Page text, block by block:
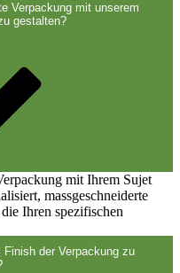
(83)
Verpackung mit unserem
gestalten?
mit Ihrem Sujet
massgeschneiderte
Ihren spezifischen
der Verpackung zu